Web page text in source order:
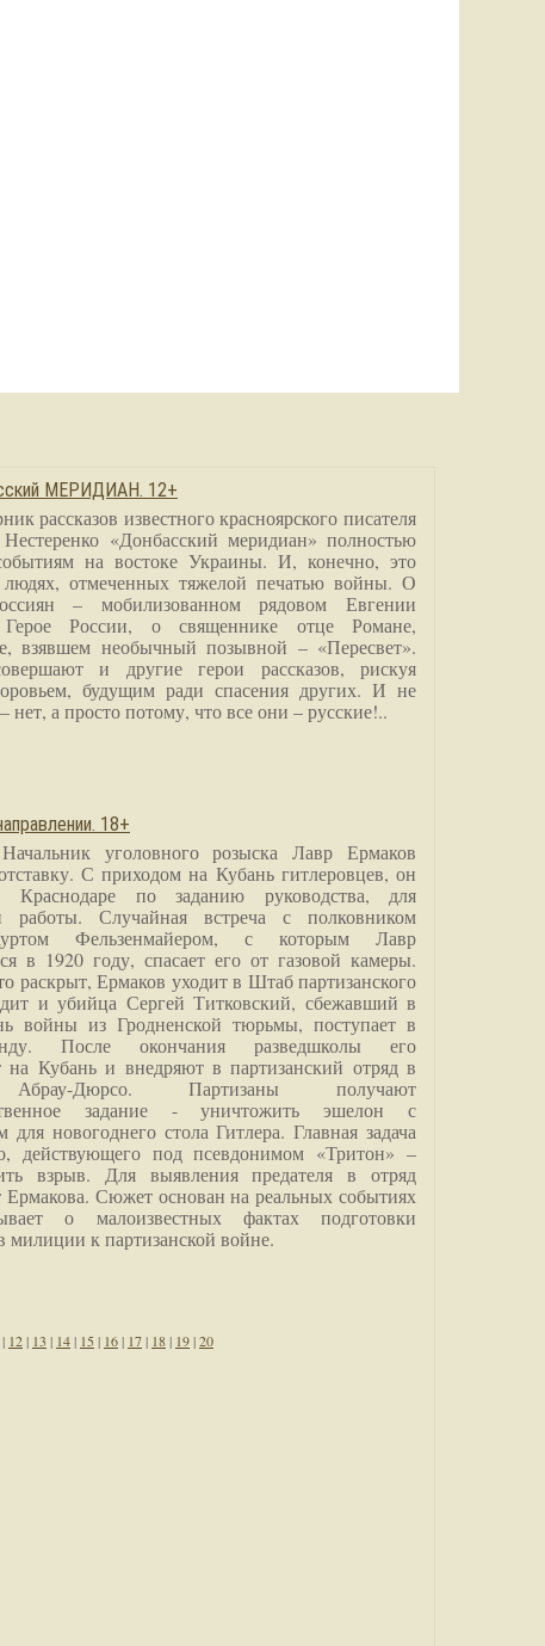
МЕРИДИАН. 12+
рассказов известного красноярского писателя
«Донбасский меридиан» полностью
на востоке Украины. И, конечно, это
людях, отмеченных тяжелой печатью войны. О
– мобилизованном рядовом Евгении
Герое России, о священнике отце Романе,
взявшем необычный позывной – «Пересвет».
и другие герои рассказов, рискуя
будущим ради спасения других. И не
нет, а просто потому, что все они – русские!..
18+
уголовного розыска Лавр Ермаков
С приходом на Кубань гитлеровцев, он
Краснодаре по заданию руководства, для
работы. Случайная встреча с полковником
Фельзенмайером, с которым Лавр
в 1920 году, спасает его от газовой камеры.
раскрыт, Ермаков уходит в Штаб партизанского
и убийца Сергей Титковский, сбежавший в
войны из Гродненской тюрьмы, поступает в
После окончания разведшколы его
на Кубань и внедряют в партизанский отряд в
Дюрсо. Партизаны получают
задание - уничтожить эшелон с
новогоднего стола Гитлера. Главная задача
действующего под псевдонимом «Тритон» –
взрыв. Для выявления предателя в отряд
Ермакова. Сюжет основан на реальных событиях
о малоизвестных фактах подготовки
милиции к партизанской войне.
| 12| 13 | 14| 15 | 16| 17| 18| 19|20